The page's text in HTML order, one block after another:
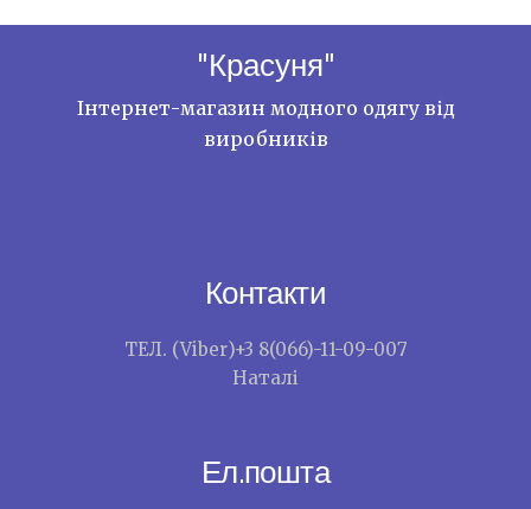
"Красуня"
Інтернет-магазин модного одягу від
виробників
Контакти
ТЕЛ. (Viber)+3 8(066)-11-09-007
Наталі
Ел.пошта